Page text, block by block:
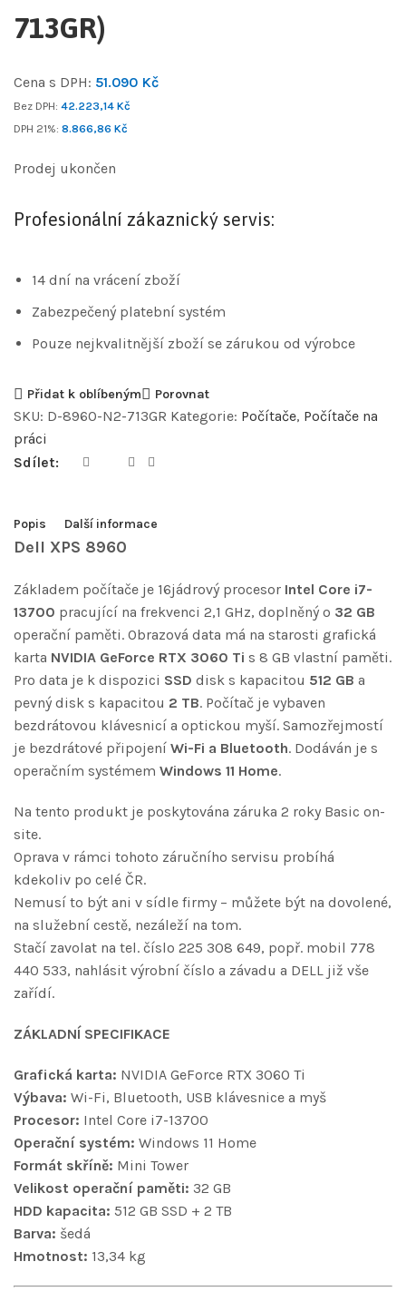
713GR)
Cena s DPH: 51.090 Kč
Bez DPH: 42.223,14 Kč
DPH 21%: 8.866,86 Kč
Prodej ukončen
Profesionální zákaznický servis:
14 dní na vrácení zboží
Zabezpečený platební systém
Pouze nejkvalitnější zboží se zárukou od výrobce
Přidat k oblíbeným Porovnat
SKU: D-8960-N2-713GR Kategorie: Počítače, Počítače na
práci
Sdílet:
Popis Další informace
Dell XPS 8960
Základem počítače je 16jádrový procesor Intel Core i7-
13700 pracující na frekvenci 2,1 GHz, doplněný o 32 GB
operační paměti. Obrazová data má na starosti grafická
karta NVIDIA GeForce RTX 3060 Ti s 8 GB vlastní paměti.
Pro data je k dispozici SSD disk s kapacitou 512 GB a
pevný disk s kapacitou 2 TB. Počítač je vybaven
bezdrátovou klávesnicí a optickou myší. Samozřejmostí
je bezdrátové připojení Wi-Fi a Bluetooth. Dodáván je s
operačním systémem Windows 11 Home.
Na tento produkt je poskytována záruka 2 roky Basic on-
site.
Oprava v rámci tohoto záručního servisu probíhá
kdekoliv po celé ČR.
Nemusí to být ani v sídle firmy – můžete být na dovolené,
na služební cestě, nezáleží na tom.
Stačí zavolat na tel. číslo 225 308 649, popř. mobil 778
440 533, nahlásit výrobní číslo a závadu a DELL již vše
zařídí.
ZÁKLADNÍ SPECIFIKACE
Grafická karta: NVIDIA GeForce RTX 3060 Ti
Výbava: Wi-Fi, Bluetooth, USB klávesnice a myš
Procesor: Intel Core i7-13700
Operační systém: Windows 11 Home
Formát skříně: Mini Tower
Velikost operační paměti: 32 GB
HDD kapacita: 512 GB SSD + 2 TB
Barva: šedá
Hmotnost: 13,34 kg